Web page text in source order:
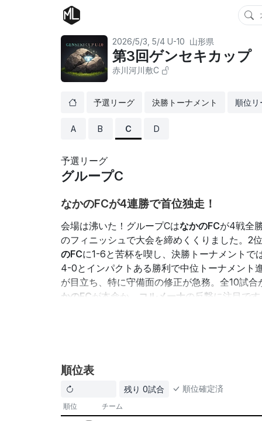
2026/5/3, 5/4 U-10 山形県
第3回ゲンセキカッ
赤川河川敷C
予選リーグ 決勝トーナメント 順位リ
A B C D
予選リーグ
グループC
なかのFCが4連勝で首位独走！
会場は沸いた！グループCはなかのFCが4戦全
のフィニッシュで大会を締めくくりました。2位
のFCに1-6と苦杯を喫し、決勝トーナメントで
4-0とインパクトある勝利で中位トーナメント
が目立ち、特に守備面の修正が急務。全10試
かのFC が本命か、 コルメーナ の反撃に注目で
この情報はAIによって生成されたものであり、必ずし
順位表
残り 0試合 順位確定済
順位 チーム